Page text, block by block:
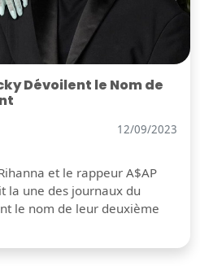
Dévoilent le Nom de
12/09/2023
et le rappeur A$AP
la une des journaux du
le nom de leur deuxième